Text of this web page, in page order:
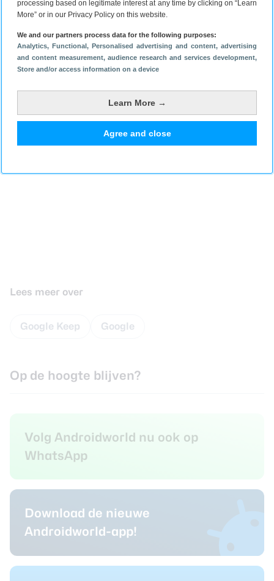
processing based on legitimate interest at any time by clicking on “Learn
More” or in our Privacy Policy on this website.
We and our partners process data for the following purposes:
Analytics, Functional , Personalised advertising and content, advertising
and content measurement, audience research and services development,
Store and/or access information on a device
Learn More →
Agree and close
Lees meer over
Google Keep Google
Op de hoogte blijven?
Volg Androidworld nu ook op
WhatsApp
Download de nieuwe
Androidworld-app!